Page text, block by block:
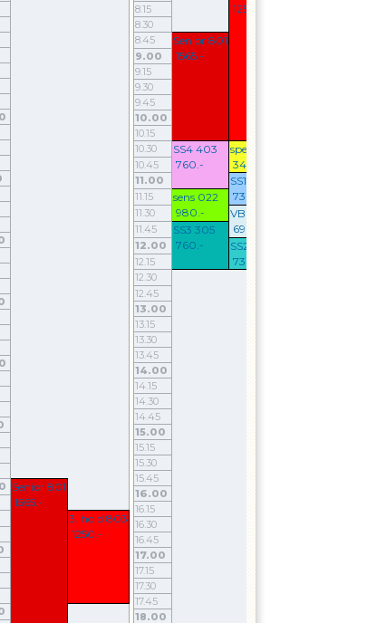
Senior 801
1565.-
3. hold 803
1250.-
8.15 1250.-
8.30
8.45
Senior 801
9.00 1565.-
9.15
9.30
9.45
10.00
10.15
10.30
SS4 403 spec 012
10.45 760.- 340.-
11.00 SS1 109
11.15 sens 022 730.-
11.30 980.- VB 506
11.45 SS3 305 690.-
12.00 760.- SS2 210
12.15 730.-
12.30
12.45
13.00
13.15
13.30
13.45
14.00
14.15
14.30
14.45
15.00
15.15
15.30
15.45
16.00
16.15
16.30
16.45
17.00
17.15
17.30
17.45
18.00